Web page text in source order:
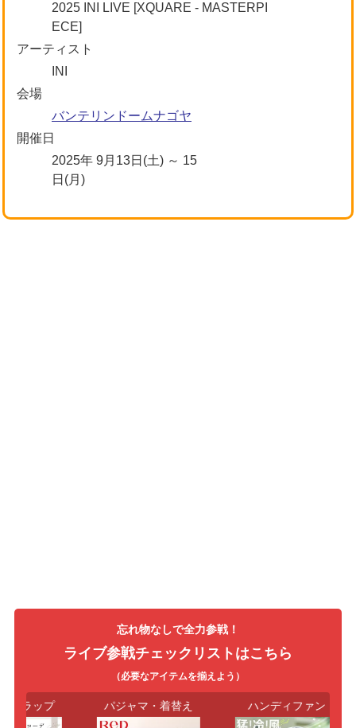
2025 INI LIVE [XQUARE - MASTERPI
ECE]
アーティスト
INI
会場
バンテリンドームナゴヤ
開催日
2025年 9月13日(土) ～ 15
日(月)
忘れ物なしで全力参戦！
ライブ参戦チェックリストはこちら
（必要なアイテムを揃えよう）
ラップ パジャマ・着替え ハンディファン